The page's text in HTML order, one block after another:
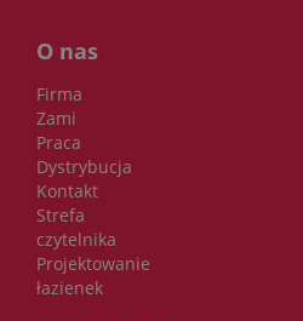
O nas
Firma
Zami
Praca
Dystrybucja
Kontakt
Strefa
czytelnika
Projektowanie
łazienek